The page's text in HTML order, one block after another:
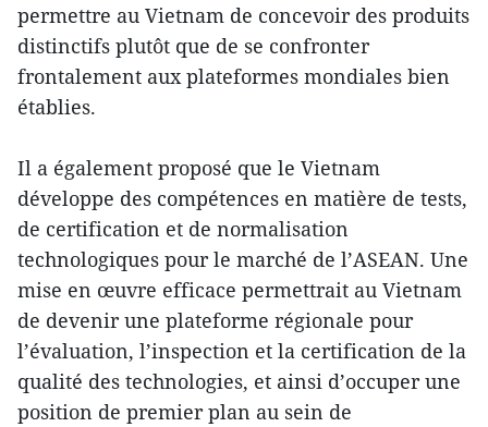
permettre au Vietnam de concevoir des produits
distinctifs plutôt que de se confronter
frontalement aux plateformes mondiales bien
établies.
Il a également proposé que le Vietnam
développe des compétences en matière de tests,
de certification et de normalisation
technologiques pour le marché de l’ASEAN. Une
mise en œuvre efficace permettrait au Vietnam
de devenir une plateforme régionale pour
l’évaluation, l’inspection et la certification de la
qualité des technologies, et ainsi d’occuper une
position de premier plan au sein de